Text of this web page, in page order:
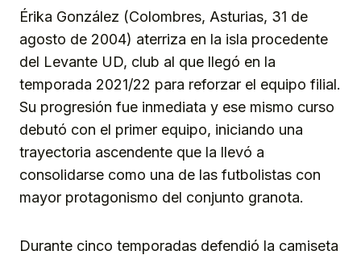
Érika González (Colombres, Asturias, 31 de
agosto de 2004) aterriza en la isla procedente
del Levante UD, club al que llegó en la
temporada 2021/22 para reforzar el equipo filial.
Su progresión fue inmediata y ese mismo curso
debutó con el primer equipo, iniciando una
trayectoria ascendente que la llevó a
consolidarse como una de las futbolistas con
mayor protagonismo del conjunto granota.
Durante cinco temporadas defendió la camiseta